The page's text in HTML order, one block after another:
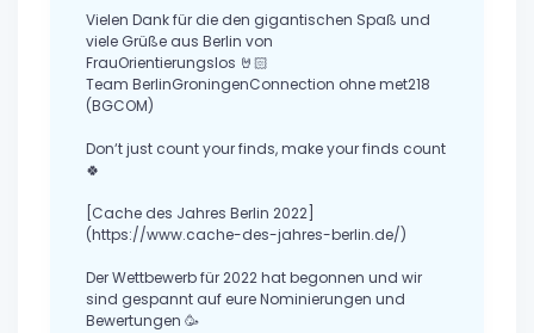
Vielen Dank für die den gigantischen Spaß und
viele Grüße aus Berlin von
FrauOrientierungslos 🤘🏻
Team BerlinGroningenConnection ohne met218
(BGCOM)
Don‘t just count your finds, make your finds count
🍀
[Cache des Jahres Berlin 2022]
(https://www.cache-des-jahres-berlin.de/)
Der Wettbewerb für 2022 hat begonnen und wir
sind gespannt auf eure Nominierungen und
Bewertungen 🥳